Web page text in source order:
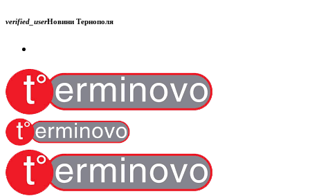
verified_userНовини Тернополя